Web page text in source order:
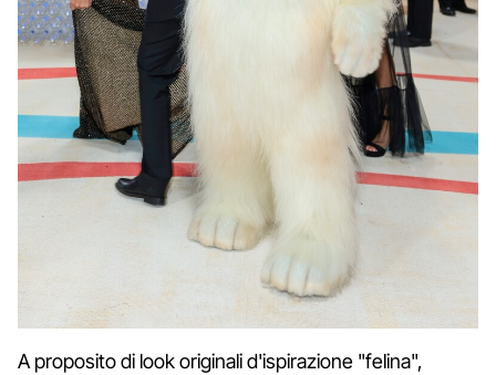
A proposito di look originali d'ispirazione "felina",